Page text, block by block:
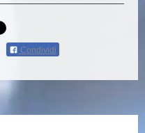
Condividi